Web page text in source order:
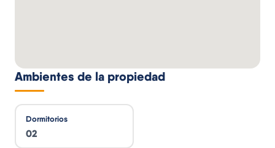
Ambientes de la propiedad
Dormitorios
02